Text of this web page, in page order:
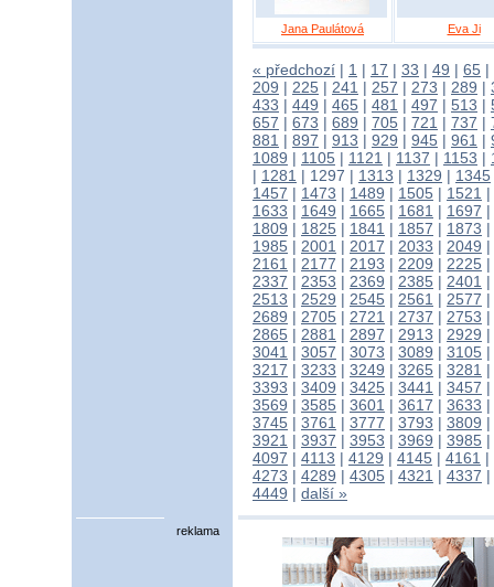
Jana Paulátová Eva Ji
« předchozí | 1 | 17 | 33 | 49 | 65 |
209 | 225 | 241 | 257 | 273 | 289 |
433 | 449 | 465 | 481 | 497 | 513 |
657 | 673 | 689 | 705 | 721 | 737 |
881 | 897 | 913 | 929 | 945 | 961 |
1089 | 1105 | 1121 | 1137 | 1153 |
| 1281 | 1297 | 1313 | 1329 | 1345
1457 | 1473 | 1489 | 1505 | 1521 |
1633 | 1649 | 1665 | 1681 | 1697 |
1809 | 1825 | 1841 | 1857 | 1873 |
1985 | 2001 | 2017 | 2033 | 2049 |
2161 | 2177 | 2193 | 2209 | 2225 |
2337 | 2353 | 2369 | 2385 | 2401 |
2513 | 2529 | 2545 | 2561 | 2577 |
2689 | 2705 | 2721 | 2737 | 2753 |
2865 | 2881 | 2897 | 2913 | 2929 |
3041 | 3057 | 3073 | 3089 | 3105 |
3217 | 3233 | 3249 | 3265 | 3281 |
3393 | 3409 | 3425 | 3441 | 3457 |
3569 | 3585 | 3601 | 3617 | 3633 |
3745 | 3761 | 3777 | 3793 | 3809 |
3921 | 3937 | 3953 | 3969 | 3985 |
4097 | 4113 | 4129 | 4145 | 4161 |
4273 | 4289 | 4305 | 4321 | 4337 |
4449 | další »
reklama